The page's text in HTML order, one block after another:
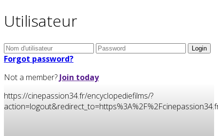
Utilisateur
Forgot password?
Not a member? Join today
https://cinepassion34.fr/encyclopediefilms/?